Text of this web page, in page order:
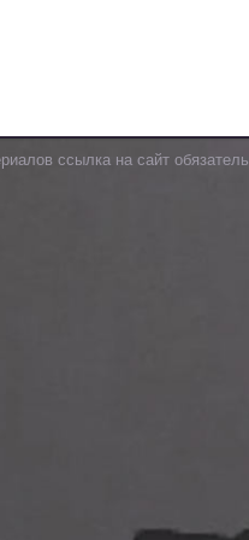
ссылка на сайт